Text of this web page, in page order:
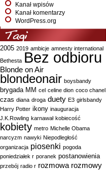
Kanał wpisów
Kanał komentarzy
WordPress.org
Tagi
2005 2019 ambicje amnesty international
Bethesta Bez odbioru
Blonde on Air
blondeonair boysbandy
brygada MM cel celine dion coco chanel
czas diana droga duety E3 girlsbandy
Harry Potter ikony inauguracja
J.K.Rowling karnawał kobiecość
kobiety metro Michelle Obama
narcyzm nawyki Niepodległość
organizacja piosenki pogoda
poniedziałek r poranek postanowienia
przebój radio r rozmowa rozmowy